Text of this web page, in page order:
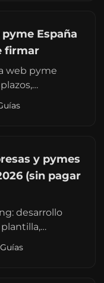
España
firmar
web pyme
baratas.
y pymes
(sin pagar
desarrollo
de que el
Guías